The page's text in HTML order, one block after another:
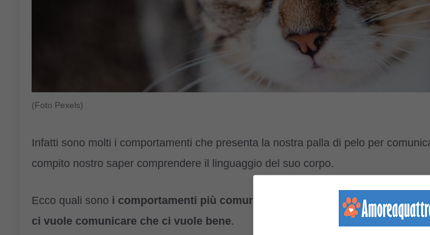
(Foto Pexels)
Infatti sono molti i comportamenti che presenta la nostra palla di pelo per
compito nostro saper comprendere il linguaggio del suo corpo.
Ecco quali sono i comportamenti più comuni che presenta il nostro amico a
ci vuole comunicare che ci vuole bene.